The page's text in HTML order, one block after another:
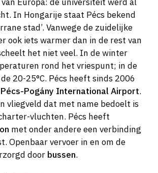
In Hongarije staat Pécs bekend
stad’. Vanwege de zuidelijke
ook iets warmer dan in de rest van
het niet veel. In de winter
rond het vriespunt; in de
20-25°C. Pécs heeft sinds 2006
Pécs-Pogány International Airport.
vliegveld dat met name bedoelt is
vluchten. Pécs heeft
met onder andere een verbinding
Openbaar vervoer in en om de
door bussen.